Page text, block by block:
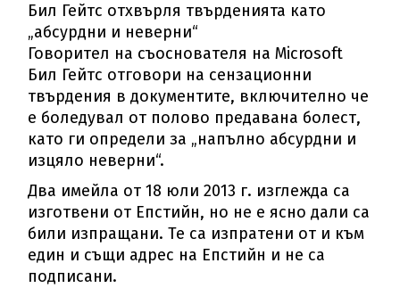
Бил Гейтс отхвърля твърденията като
„абсурдни и неверни“
Говорител на съоснователя на Microsoft
Бил Гейтс отговори на сензационни
твърдения в документите, включително че
е боледувал от полово предавана болест,
като ги определи за „напълно абсурдни и
изцяло неверни“.
Два имейла от 18 юли 2013 г. изглежда са
изготвени от Епстийн, но не е ясно дали са
били изпращани. Те са изпратени от и към
един и същи адрес на Епстийн и не са
подписани.